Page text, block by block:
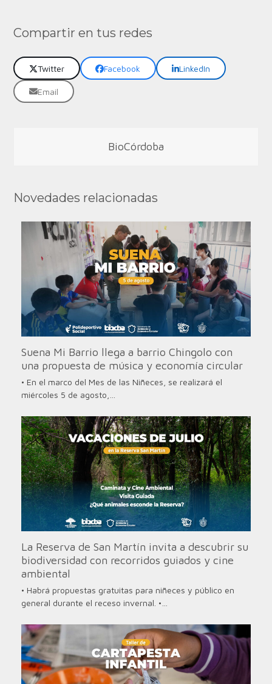
Compartir en tus redes
Twitter Facebook LinkedIn
Email
BioCórdoba
Novedades relacionadas
Suena Mi Barrio llega a barrio Chingolo con
una propuesta de música y economía circular
• En el marco del Mes de las Niñeces, se realizará el
miércoles 5 de agosto,…
La Reserva de San Martín invita a descubrir su
biodiversidad con recorridos guiados y cine
ambiental
• Habrá propuestas gratuitas para niñeces y público en
general durante el receso invernal. •…